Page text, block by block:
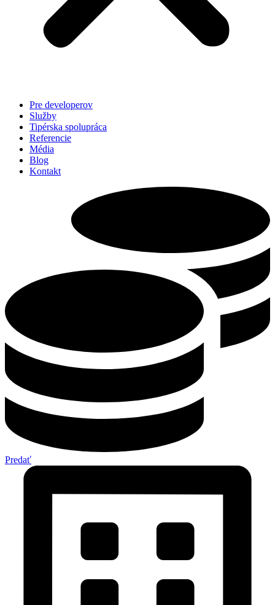
Pre developerov
Služby
Tipérska spolupráca
Referencie
Média
Blog
Kontakt
Predať